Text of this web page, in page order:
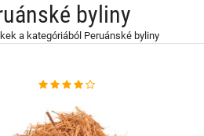
byliny
a kategóriából Peruánské byliny